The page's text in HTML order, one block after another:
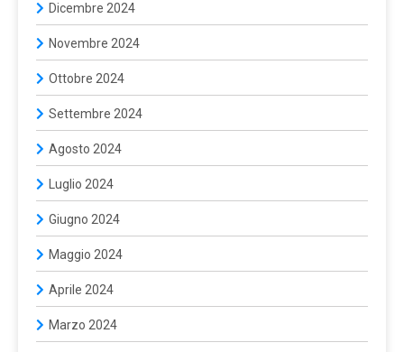
Dicembre 2024
Novembre 2024
Ottobre 2024
Settembre 2024
Agosto 2024
Luglio 2024
Giugno 2024
Maggio 2024
Aprile 2024
Marzo 2024